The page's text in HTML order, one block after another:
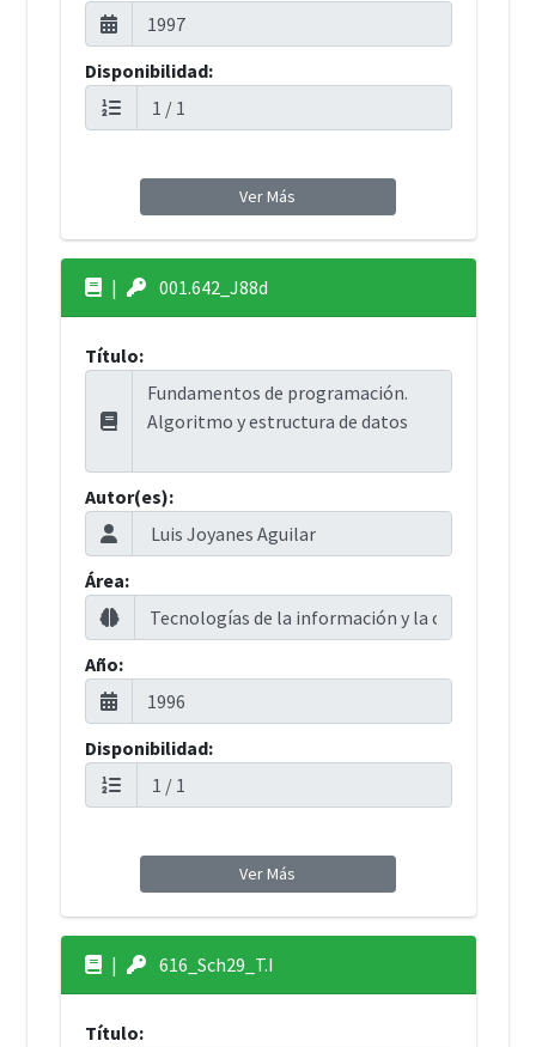
Disponibilidad:
Ver Más
| 001.642_J88d
Título:
Autor(es):
Área:
Año:
Disponibilidad:
Ver Más
| 616_Sch29_T.I
Título: